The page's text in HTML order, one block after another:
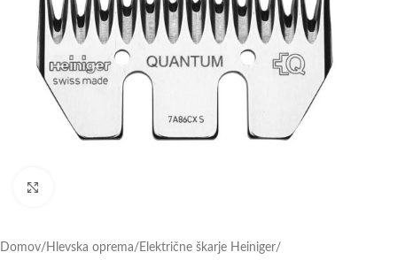
Domov/ Hlevska oprema/ Električne škarje Heiniger/